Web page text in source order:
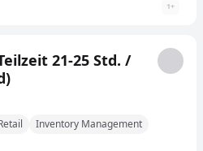
1+
21-25 Std. /
Inventory Management